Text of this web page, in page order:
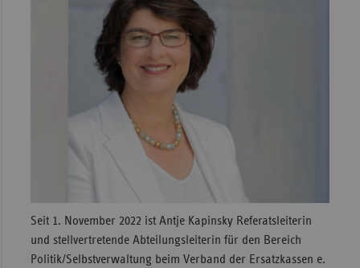
Seit 1. November 2022 ist Antje Kapinsky Referatsleiterin
und stellvertretende Abteilungsleiterin für den Bereich
Politik/Selbstverwaltung beim Verband der Ersatzkassen e.